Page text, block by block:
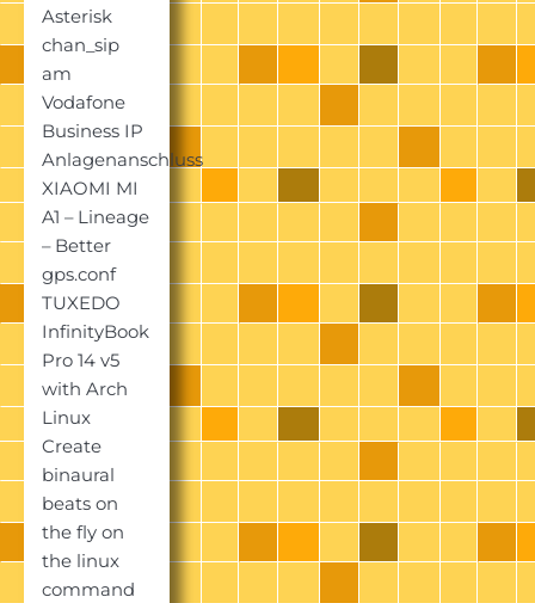
Asterisk
chan_sip
am
Vodafone
Business IP
Anlagenanschluss
XIAOMI MI
A1 – Lineage
– Better
gps.conf
TUXEDO
InfinityBook
Pro 14 v5
with Arch
Linux
Create
binaural
beats on
the fly on
the linux
command